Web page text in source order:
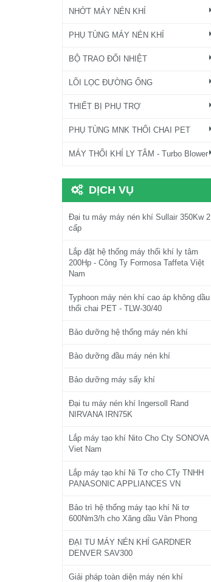
NHỚT MÁY NÉN KHÍ
PHỤ TÙNG MÁY NÉN KHÍ
BỘ TRAO ĐỔI NHIỆT
LÕI LỌC ĐƯỜNG ỐNG
THIẾT BỊ PHỤ TRỢ
PHỤ TÙNG MNK THỔI CHAI PET
MÁY THỔI KHÍ LY TÂM - Turbo Blower
DỊCH VỤ
Đại tu máy máy nén khí Sullair 350Kw 2
cấp
Lắp đặt hệ thống máy thổi khí ly tâm
200Hp - Công Ty Formosa Taffeta Việt
Nam
Typhoon máy nén khí cao áp không dầu
thổi chai PET - TLW-30/40
Bảo dưỡng hệ thống máy nén khí
Bảo dưỡng đầu máy nén khí
Bảo dưỡng máy sấy khí
Đại tu máy nén khí Ingersoll Rand
NIRVANA IRN75K
Lắp máy tạo khí Nito Cho Cty SONOVA
Viet Nam
Lắp máy tạo khí Ni Tơ cho CTy TNHH
PANASONIC APPLIANCES VN
Bảo trì hệ thống máy tạo khí Ni tơ
600Nm3/h cho Xăng dầu Vân Phong
ĐẠI TU MÁY NÉN KHÍ GARDNER
DENVER SAV300
Giải pháp toàn diện máy nén khí